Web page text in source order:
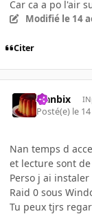
Car ca a po l'air
Modifié le 14
Citer
Flanbix
Posté(e) le
Nan temps d
et lecture sont
Perso j ai
Raid 0 sous
Tu peux tjrs